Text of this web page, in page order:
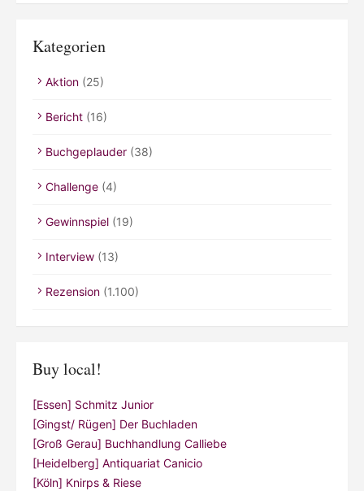
Kategorien
Aktion (25)
Bericht (16)
Buchgeplauder (38)
Challenge (4)
Gewinnspiel (19)
Interview (13)
Rezension (1.100)
Buy local!
[Essen] Schmitz Junior
[Gingst/ Rügen] Der Buchladen
[Groß Gerau] Buchhandlung Calliebe
[Heidelberg] Antiquariat Canicio
[Köln] Knirps & Riese